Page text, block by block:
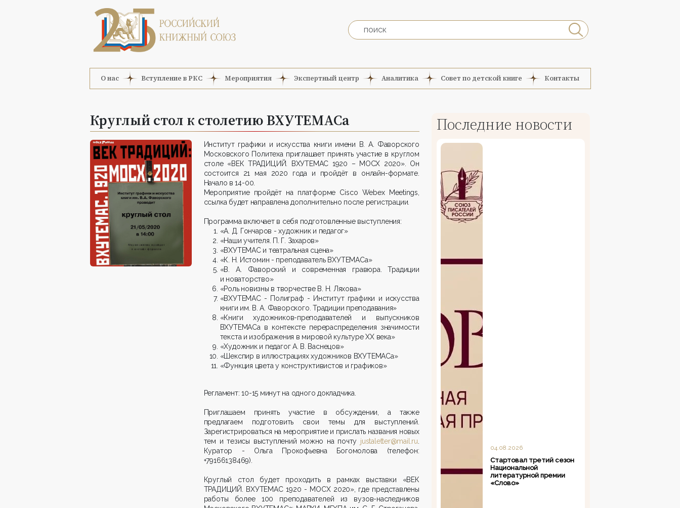
О нас Вступление в РКС Мероприятия Экспертный центр Аналитика Совет по детской книге Контакты
Круглый стол к столетию ВХУТЕМАСа
Институт графики и искусства книги имени В. А. Фаворского
Московского Политеха приглашает принять участие в круглом
столе «ВЕК ТРАДИЦИЙ. ВХУТЕМАС 1920 – МОСХ 2020». Он
состоится 21 мая 2020 года и пройдёт в онлайн-формате.
Начало в 14-00.
Мероприятие пройдёт на платформе Cisco Webex Meetings,
ссылка будет направлена дополнительно после регистрации.
Программа включает в себя подготовленные выступления:
«А. Д. Гончаров - художник и педагог»
«Наши учителя. П. Г. Захаров»
«ВХУТЕМАС и театральная сцена»
«К. Н. Истомин - преподаватель ВХУТЕМАСа»
«В. А. Фаворский и современная гравюра. Традиции
и новаторство»
«Роль новизны в творчестве В. Н. Ляхова»
«ВХУТЕМАС - Полиграф - Институт графики и искусства
книги им. В. А. Фаворского. Традиции преподавания»
«Книги художников-преподавателей и выпускников
ВХУТЕМАСа в контексте перераспределения значимости
текста и изображения в мировой культуре ХХ века»
«Художник и педагог А. В. Васнецов»
«Шекспир в иллюстрациях художников ВХУТЕМАСа»
«Функция цвета у конструктивистов и графиков»
Регламент: 10-15 минут на одного докладчика.
Приглашаем принять участие в обсуждении, а также
предлагаем подготовить свои темы для выступлений.
Зарегистрироваться на мероприятие и прислать названия новых
тем и тезисы выступлений можно на почту justaletter@mail.ru
Куратор - Ольга Прокофьевна Богомолова (телефон:
+79166138469).
Круглый стол будет проходить в рамках выставки «ВЕК
ТРАДИЦИЙ. ВХУТЕМАС 1920 - МОСХ 2020», где представлены
работы более 100 преподавателей из вузов-наследников
Последние новости
04.08.2026
Стартовал третий сезон
Национальной
литературной премии
«Слово»